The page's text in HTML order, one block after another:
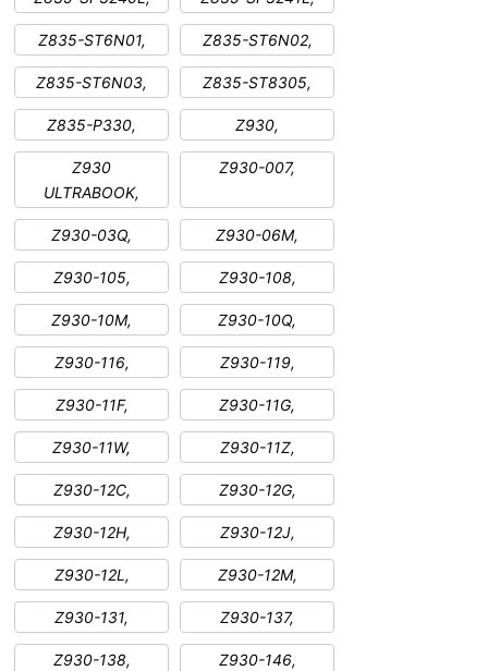
Z835-ST6N01, Z835-ST6N02,
Z835-ST6N03, Z835-ST8305,
Z835-P330, Z930,
Z930
ULTRABOOK,
Z930-007,
Z930-03Q, Z930-06M,
Z930-105, Z930-108,
Z930-10M, Z930-10Q,
Z930-116, Z930-119,
Z930-11F, Z930-11G,
Z930-11W, Z930-11Z,
Z930-12C, Z930-12G,
Z930-12H, Z930-12J,
Z930-12L, Z930-12M,
Z930-131, Z930-137,
Z930-138, Z930-146,